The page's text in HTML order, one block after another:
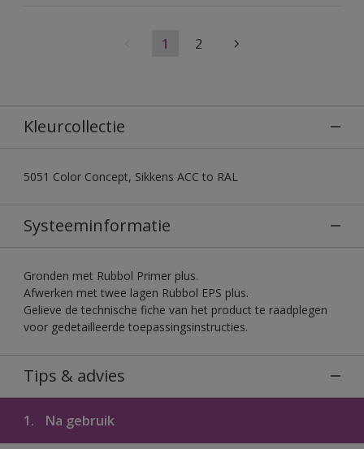
1 2
Kleurcollectie
5051 Color Concept, Sikkens ACC to RAL
Systeeminformatie
Gronden met Rubbol Primer plus.
Afwerken met twee lagen Rubbol EPS plus.
Gelieve de technische fiche van het product te raadplegen
voor gedetailleerde toepassingsinstructies.
Tips & advies
1. Na gebruik